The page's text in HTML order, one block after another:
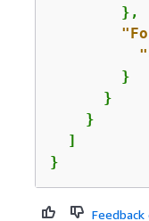
        },
        }
      }
    }
  ]
}